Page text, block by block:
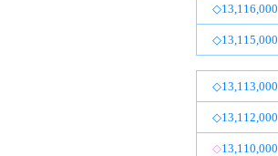
◇13,116,000
◇13,115,000
◇13,113,000
◇13,112,000
◇13,110,000